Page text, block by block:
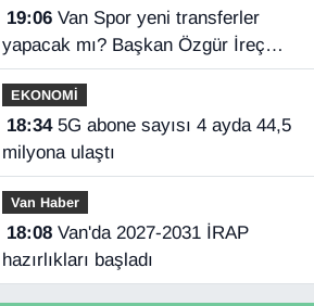
19:06Van Spor yeni transferler
yapacak mı? Başkan Özgür İreç
İlhan açıkladı
EKONOMİ
18:345G abone sayısı 4 ayda 44,5
milyona ulaştı
Van Haber
18:08Van'da 2027-2031 İRAP
hazırlıkları başladı